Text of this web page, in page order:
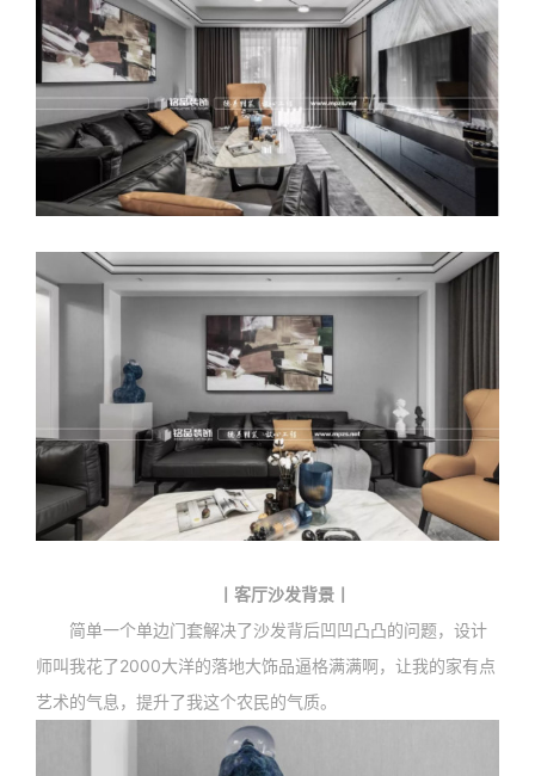
丨客厅沙发背景丨
简单一个单边门套解决了沙发背后凹凹凸凸的问题，设计
师叫我花了2000大洋的落地大饰品逼格满满啊，让我的家有点
艺术的气息，提升了我这个农民的气质。